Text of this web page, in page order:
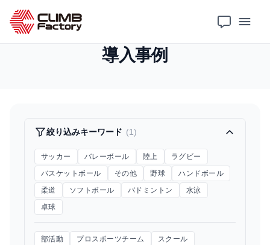
ホーム
導入事例
絞り込みキーワード (1)
サッカー バレーボール 陸上
ラグビー
バスケットボール
その他 野球
ハンドボール
柔道
ソフトボール バドミントン
水泳
卓球
部活動 プロスポーツチーム
スクール